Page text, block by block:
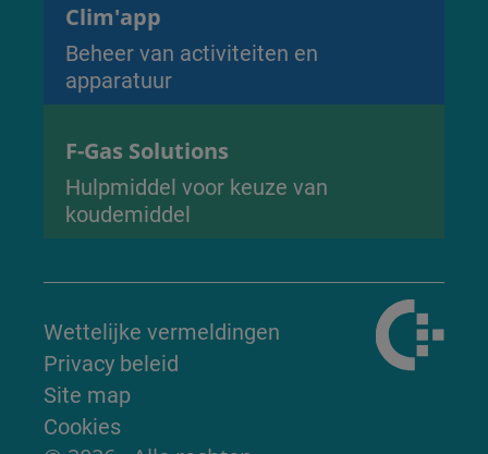
Clim'app
Beheer van activiteiten en
apparatuur
F-Gas Solutions
Hulpmiddel voor keuze van
koudemiddel
Wettelijke vermeldingen
Privacy beleid
Site map
Cookies